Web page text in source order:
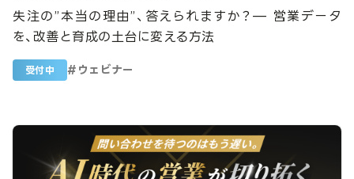
失注の”本当の理由”、答えられますか？— 営業データ
を、改善と育成の土台に変える方法
受付中 # ウェビナー